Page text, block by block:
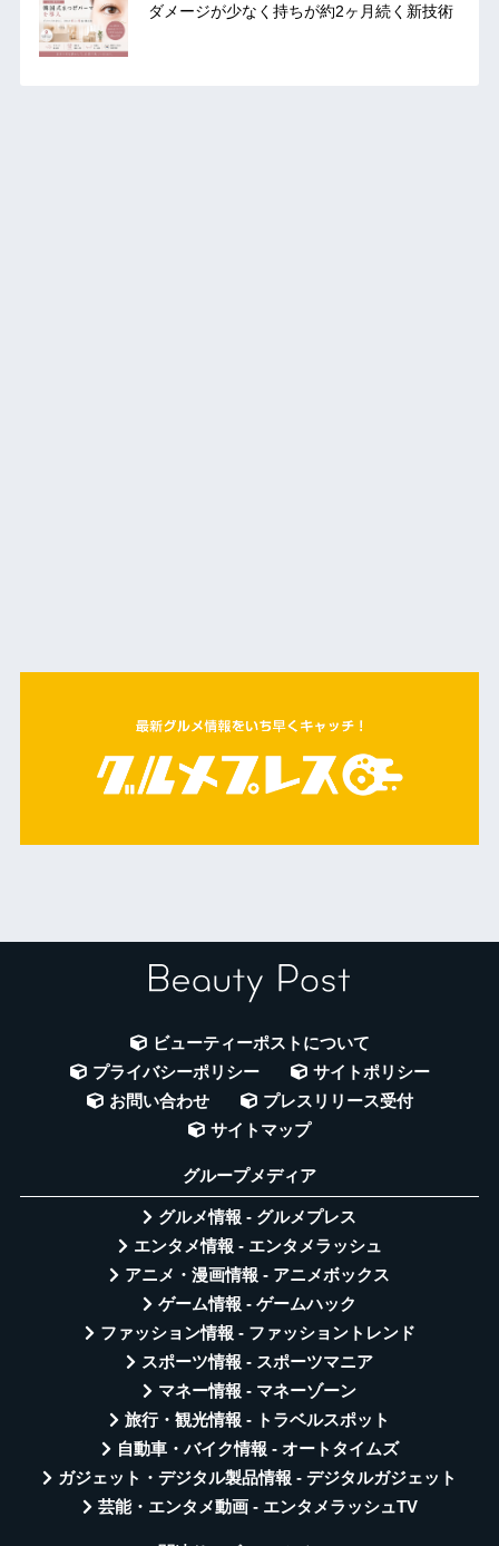
ダメージが少なく持ちが約2ヶ月続く新技術
ビューティーポストについて
プライバシーポリシー
サイトポリシー
お問い合わせ
プレスリリース受付
サイトマップ
グループメディア
グルメ情報 - グルメプレス
エンタメ情報 - エンタメラッシュ
アニメ・漫画情報 - アニメボックス
ゲーム情報 - ゲームハック
ファッション情報 - ファッショントレンド
スポーツ情報 - スポーツマニア
マネー情報 - マネーゾーン
旅行・観光情報 - トラベルスポット
自動車・バイク情報 - オートタイムズ
ガジェット・デジタル製品情報 - デジタルガジェット
芸能・エンタメ動画 - エンタメラッシュTV